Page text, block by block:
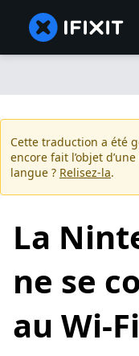
Cette traduction a été
encore fait l’objet
langue ? Relisez-la.
La
ne se
au Wi-Fi